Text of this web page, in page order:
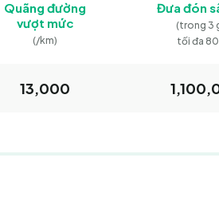
Quãng đường
vượt mức
(/km)
Đưa đón
(trong 3
tối đa
13,000